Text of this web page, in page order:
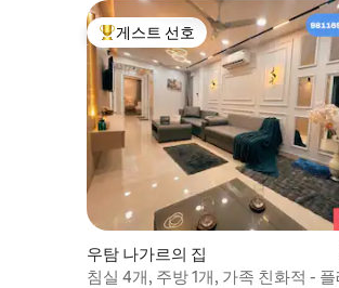
상위 게스트 선호
게스트 선호
우탐 나가르의 집
침실 4개, 주방 1개, 가족 친화적 - 플